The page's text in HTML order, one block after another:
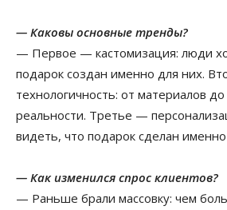
— Каковы основные тренды?
— Первое — кастомизация: люди
подарок создан именно для них.
технологичность: от материалов
реальности. Третье —
видеть, что подарок сделан
— Как изменился спрос клиентов?
— Раньше брали массовку: чем